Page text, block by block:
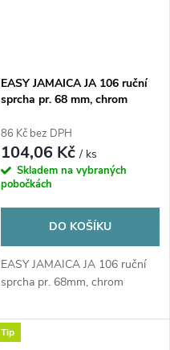
EASY JAMAICA JA 106 ruční
sprcha pr. 68 mm, chrom
86 Kč bez DPH
104,06 Kč/ ks
Skladem na vybraných
pobočkách
DO KOŠÍKU
EASY JAMAICA JA 106 ruční
sprcha pr. 68mm, chrom
Tip